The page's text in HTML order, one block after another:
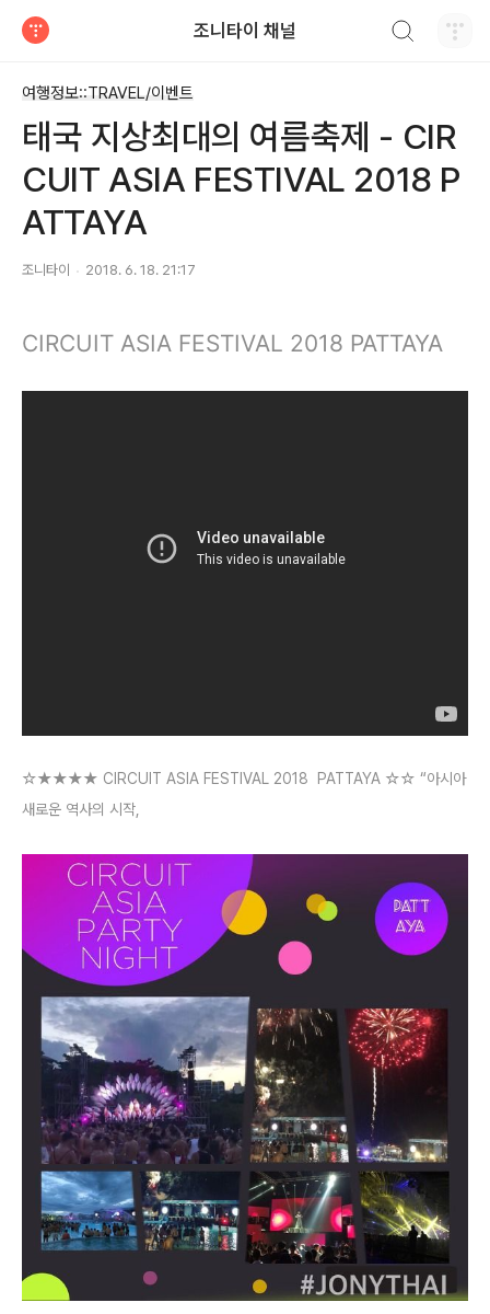
조니타이 채널
여행정보::TRAVEL/이벤트
태국 지상최대의 여름축제 - CIR
CUIT ASIA FESTIVAL 2018 P
ATTAYA
조니타이 2018. 6. 18. 21:17
CIRCUIT ASIA FESTIVAL 2018 PATTAYA
☆★★★★ CIRCUIT ASIA FESTIVAL 2018  PATTAYA ☆☆ “아시아
새로운 역사의 시작,